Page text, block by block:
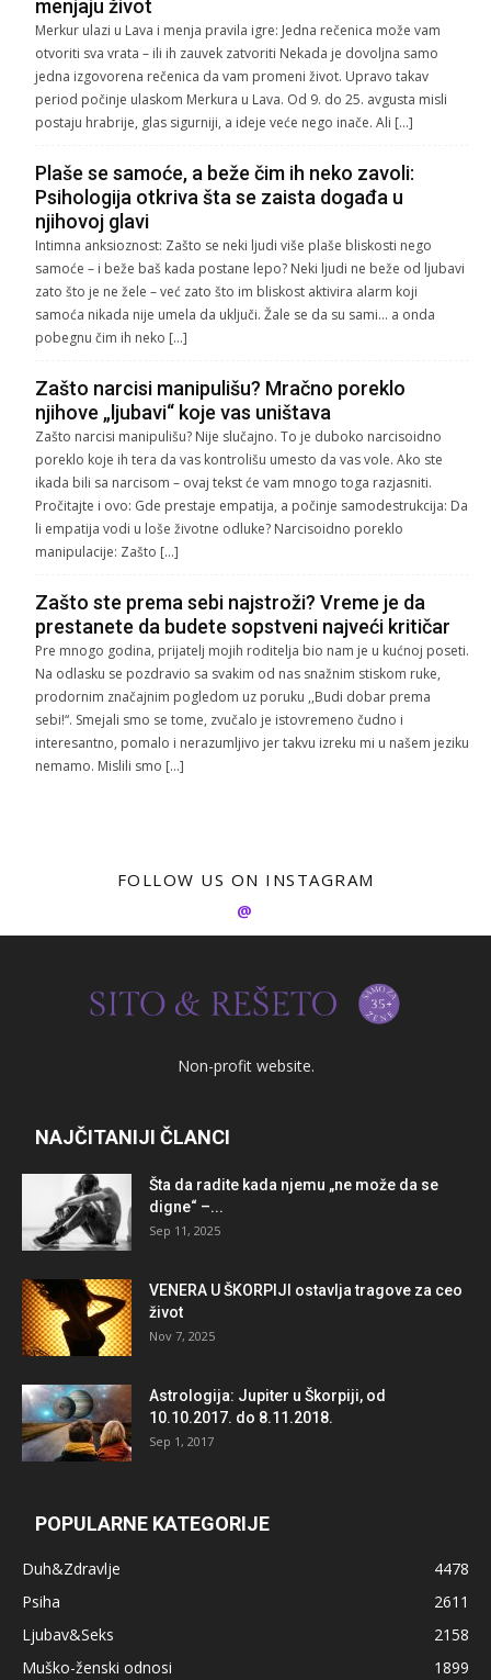
menjaju život
Merkur ulazi u Lava i menja pravila igre: Jedna rečenica može vam
otvoriti sva vrata – ili ih zauvek zatvoriti Nekada je dovoljna samo
jedna izgovorena rečenica da vam promeni život. Upravo takav
period počinje ulaskom Merkura u Lava. Od 9. do 25. avgusta misli
postaju hrabrije, glas sigurniji, a ideje veće nego inače. Ali […]
Plaše se samoće, a beže čim ih neko zavoli:
Psihologija otkriva šta se zaista događa u
njihovoj glavi
Intimna anksioznost: Zašto se neki ljudi više plaše bliskosti nego
samoće – i beže baš kada postane lepo? Neki ljudi ne beže od ljubavi
zato što je ne žele – već zato što im bliskost aktivira alarm koji
samoća nikada nije umela da uključi. Žale se da su sami… a onda
pobegnu čim ih neko […]
Zašto narcisi manipulišu? Mračno poreklo
njihove „ljubavi“ koje vas uništava
Zašto narcisi manipulišu? Nije slučajno. To je duboko narcisoidno
poreklo koje ih tera da vas kontrolišu umesto da vas vole. Ako ste
ikada bili sa narcisom – ovaj tekst će vam mnogo toga razjasniti.
Pročitajte i ovo: Gde prestaje empatija, a počinje samodestrukcija: Da
li empatija vodi u loše životne odluke? Narcisoidno poreklo
manipulacije: Zašto […]
Zašto ste prema sebi najstroži? Vreme je da
prestanete da budete sopstveni najveći kritičar
Pre mnogo godina, prijatelj mojih roditelja bio nam je u kućnoj poseti.
Na odlasku se pozdravio sa svakim od nas snažnim stiskom ruke,
prodornim značajnim pogledom uz poruku ,,Budi dobar prema
sebi!“. Smejali smo se tome, zvučalo je istovremeno čudno i
interesantno, pomalo i nerazumljivo jer takvu izreku mi u našem jeziku
nemamo. Mislili smo […]
FOLLOW US ON INSTAGRAM
@
Non-profit website.
NAJČITANIJI ČLANCI
Šta da radite kada njemu „ne može da se
digne“ –...
Sep 11, 2025
VENERA U ŠKORPIJI ostavlja tragove za ceo
život
Nov 7, 2025
Astrologija: Jupiter u Škorpiji, od
10.10.2017. do 8.11.2018.
Sep 1, 2017
POPULARNE KATEGORIJE
Duh&Zdravlje
4478
Psiha
2611
Ljubav&Seks
2158
Muško-ženski odnosi
1899